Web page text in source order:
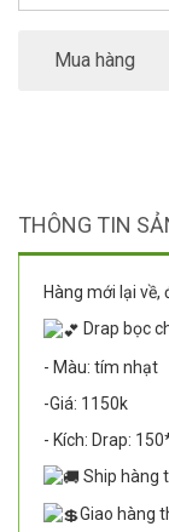
Mua hàng
THÔNG TIN
Hàng mới lại về,
Drap bọc
- Màu: tím nhạt
-Giá: 1150k
- Kích: Drap:
Ship hàng
Giao hàng